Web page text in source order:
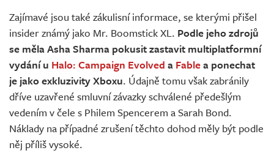
Zajímavé jsou také zákulisní informace, se kterými přišel
insider známý jako Mr. Boomstick XL. Podle jeho zdrojů
se měla Asha Sharma pokusit zastavit multiplatformní
vydání u Halo: Campaign Evolved a Fablea ponechat
je jako exkluzivity Xboxu. Údajně tomu však zabránily
dříve uzavřené smluvní závazky schválené předešlým
vedením v čele s Philem Spencerem a Sarah Bond.
Náklady na případné zrušení těchto dohod měly být podle
něj příliš vysoké.